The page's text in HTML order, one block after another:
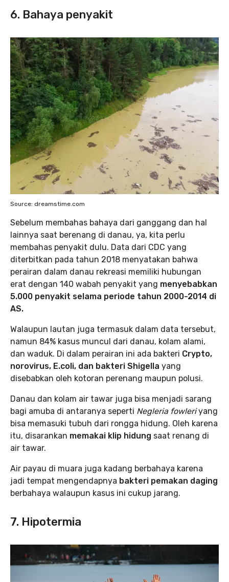
6. Bahaya penyakit
Source: dreamstime.com
Sebelum membahas bahaya dari ganggang dan hal
lainnya saat berenang di danau, ya, kita perlu
membahas penyakit dulu. Data dari CDC yang
diterbitkan pada tahun 2018 menyatakan bahwa
perairan dalam danau rekreasi memiliki hubungan
erat dengan 140 wabah penyakit yang menyebabkan
5.000 penyakit selama periode tahun 2000-2014 di
AS.
Walaupun lautan juga termasuk dalam data tersebut,
namun 84% kasus muncul dari danau, kolam alami,
dan waduk. Di dalam perairan ini ada bakteri Crypto,
norovirus, E.coli, dan bakteri Shigella yang
disebabkan oleh kotoran perenang maupun polusi.
Danau dan kolam air tawar juga bisa menjadi sarang
bagi amuba di antaranya seperti Negleria fowleriyang
bisa memasuki tubuh dari rongga hidung. Oleh karena
itu, disarankan memakai klip hidung saat renang di
air tawar.
Air payau di muara juga kadang berbahaya karena
jadi tempat mengendapnya bakteri pemakan daging
berbahaya walaupun kasus ini cukup jarang.
7. Hipotermia